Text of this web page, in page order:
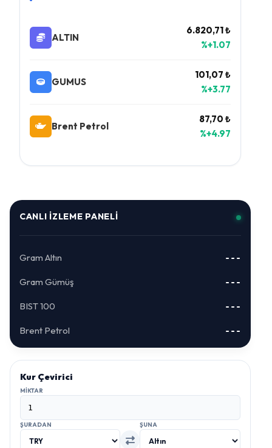
ALTIN
6.820,71 ₺
%+1.07
GUMUS
101,07 ₺
%+3.77
Brent Petrol
87,70 ₺
%+4.97
CANLI İZLEME PANELI
Gram Altın ---
Gram Gümüş ---
BIST 100 ---
Brent Petrol ---
Kur Çevirici
MIKTAR
ŞURADAN ŞUNA